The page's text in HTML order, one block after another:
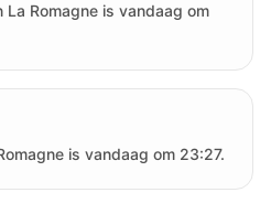
Romagne is vandaag om
is vandaag om 23:27.